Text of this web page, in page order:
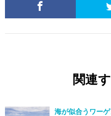
関連
海が似合うワーゲ